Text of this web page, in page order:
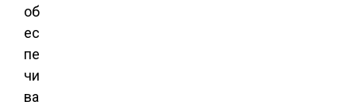
об
ес
пе
чи
ва